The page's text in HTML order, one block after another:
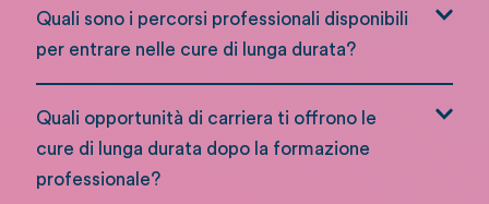
Quali sono i percorsi professionali disponibili
per entrare nelle cure di lunga durata?
Quali opportunità di carriera ti offrono le
cure di lunga durata dopo la formazione
professionale?